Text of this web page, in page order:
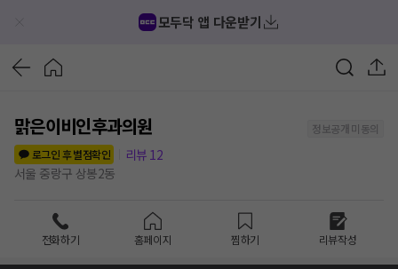
모두닥 앱 다운받기
맑은이비인후과의원
정보공개 미동의
로그인 후 별점확인
리뷰 12
서울 중랑구 상봉2동
전화하기 홈페이지 찜하기 리뷰작성